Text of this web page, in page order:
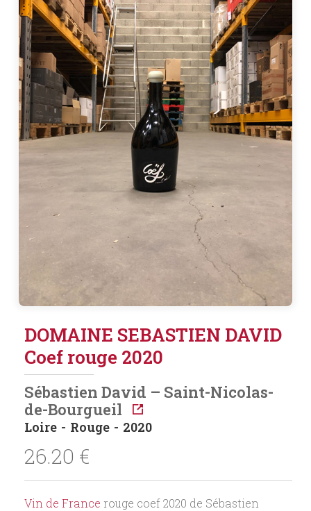
DOMAINE SEBASTIEN DAVID
Coef rouge 2020
Sébastien David – Saint-Nicolas-
de-Bourgueil
Loire Rouge 2020
26.20 €
Vin de France rouge coef 2020 de Sébastien